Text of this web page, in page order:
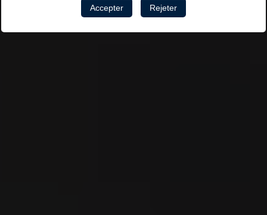
Accepter Rejeter